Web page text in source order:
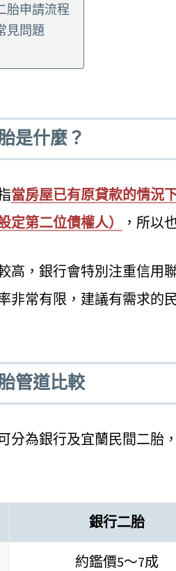
胎申請流程
見問題
是什麼？
當房屋已有原貸款的情況
定第二位債權人）
，所以
高，銀行會特別注重信用
非常有限，建議有需求的
管道比較
分為銀行及宜蘭民間二胎
銀行二胎
約鑑價5～7成